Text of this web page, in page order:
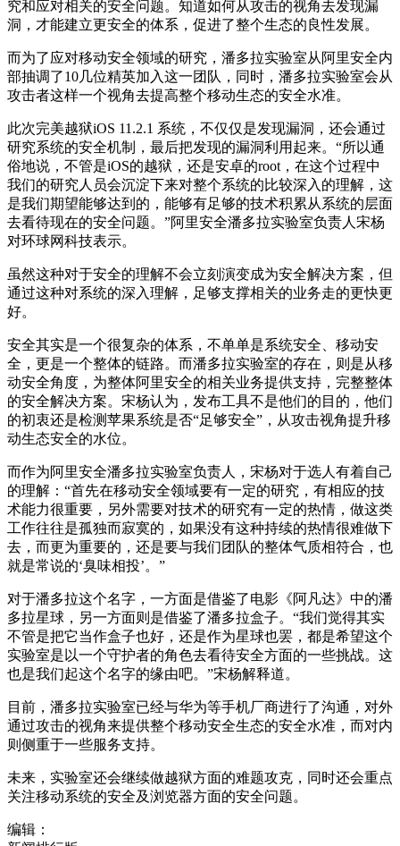
究和应对相关的安全问题。知道如何从攻击的视角去发现漏
洞，才能建立更安全的体系，促进了整个生态的良性发展。
而为了应对移动安全领域的研究，潘多拉实验室从阿里安全内
部抽调了10几位精英加入这一团队，同时，潘多拉实验室会从
攻击者这样一个视角去提高整个移动生态的安全水准。
此次完美越狱iOS 11.2.1 系统，不仅仅是发现漏洞，还会通过
研究系统的安全机制，最后把发现的漏洞利用起来。“所以通
俗地说，不管是iOS的越狱，还是安卓的root，在这个过程中
我们的研究人员会沉淀下来对整个系统的比较深入的理解，这
是我们期望能够达到的，能够有足够的技术积累从系统的层面
去看待现在的安全问题。”阿里安全潘多拉实验室负责人宋杨
对环球网科技表示。
虽然这种对于安全的理解不会立刻演变成为安全解决方案，但
通过这种对系统的深入理解，足够支撑相关的业务走的更快更
好。
安全其实是一个很复杂的体系，不单单是系统安全、移动安
全，更是一个整体的链路。而潘多拉实验室的存在，则是从移
动安全角度，为整体阿里安全的相关业务提供支持，完整整体
的安全解决方案。宋杨认为，发布工具不是他们的目的，他们
的初衷还是检测苹果系统是否“足够安全”，从攻击视角提升移
动生态安全的水位。
而作为阿里安全潘多拉实验室负责人，宋杨对于选人有着自己
的理解：“首先在移动安全领域要有一定的研究，有相应的技
术能力很重要，另外需要对技术的研究有一定的热情，做这类
工作往往是孤独而寂寞的，如果没有这种持续的热情很难做下
去，而更为重要的，还是要与我们团队的整体气质相符合，也
就是常说的‘臭味相投’。”
对于潘多拉这个名字，一方面是借鉴了电影《阿凡达》中的潘
多拉星球，另一方面则是借鉴了潘多拉盒子。“我们觉得其实
不管是把它当作盒子也好，还是作为星球也罢，都是希望这个
实验室是以一个守护者的角色去看待安全方面的一些挑战。这
也是我们起这个名字的缘由吧。”宋杨解释道。
目前，潘多拉实验室已经与华为等手机厂商进行了沟通，对外
通过攻击的视角来提供整个移动安全生态的安全水准，而对内
则侧重于一些服务支持。
未来，实验室还会继续做越狱方面的难题攻克，同时还会重点
关注移动系统的安全及浏览器方面的安全问题。
编辑：